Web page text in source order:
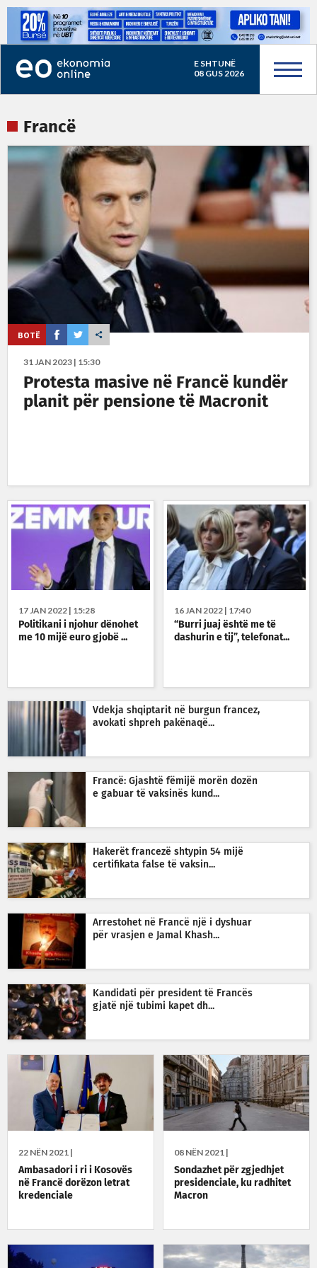
E SHTUNË
08 GUS 2026
Francë
BOTË
31 JAN 2023 | 15:30
Protesta masive në Francë kundër
planit për pensione të Macronit
17 JAN 2022 | 15:28
Politikani i njohur dënohet
me 10 mijë euro gjobë ...
16 JAN 2022 | 17:40
“Burri juaj është me të
dashurin e tij”, telefonat...
Vdekja shqiptarit në burgun francez,
avokati shpreh pakënaqë...
Francë: Gjashtë fëmijë morën dozën
e gabuar të vaksinës kund...
Hakerët francezë shtypin 54 mijë
certifikata false të vaksin...
Arrestohet në Francë një i dyshuar
për vrasjen e Jamal Khash...
Kandidati për president të Francës
gjatë një tubimi kapet dh...
22 NËN 2021 |
Ambasadori i ri i Kosovës
në Francë dorëzon letrat
kredenciale
08 NËN 2021 |
Sondazhet për zgjedhjet
presidenciale, ku radhitet
Macron